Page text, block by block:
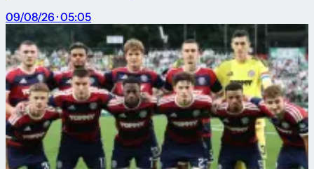
09/08/26 · 05:05